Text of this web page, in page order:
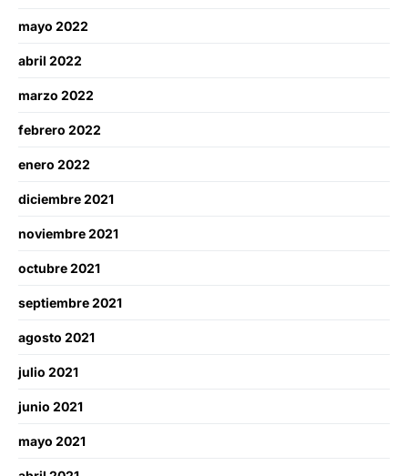
mayo 2022
abril 2022
marzo 2022
febrero 2022
enero 2022
diciembre 2021
noviembre 2021
octubre 2021
septiembre 2021
agosto 2021
julio 2021
junio 2021
mayo 2021